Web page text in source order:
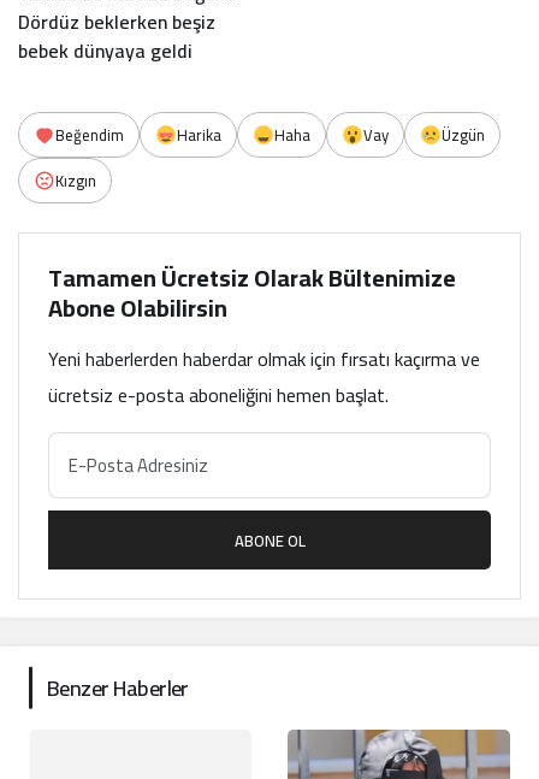
Dördüz beklerken beşiz
bebek dünyaya geldi
Beğendim Harika Haha Vay
Üzgün
Kızgın
Tamamen Ücretsiz Olarak Bültenimize
Abone Olabilirsin
Yeni haberlerden haberdar olmak için fırsatı kaçırma ve
ücretsiz e-posta aboneliğini hemen başlat.
ABONE OL
Benzer Haberler